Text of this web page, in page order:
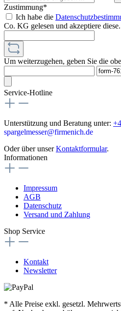
Zustimmung*
Ich habe die
Co. KG gelesen und akzeptiere diese.
Um weiterzugehen, geben Sie die
Service-Hotline
Unterstützung und Beratung unter:
spargelmesser@firmenich.de
Oder über unserKontaktformular.
Informationen
Impressum
AGB
Datenschutz
Versand und Zahlung
Shop Service
Kontakt
Newsletter
* Alle Preise exkl. gesetzl.